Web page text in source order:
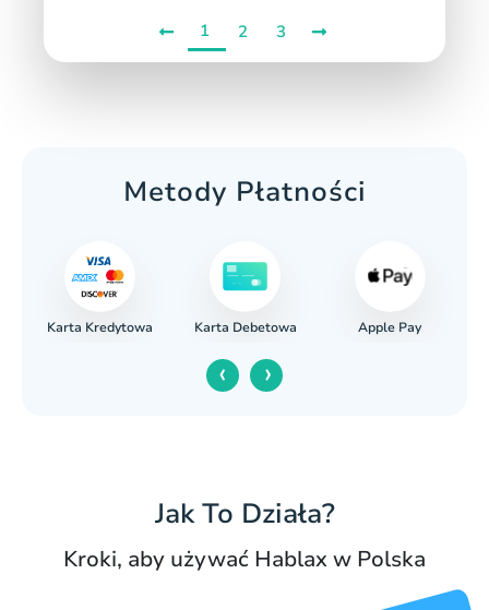
1 2 3
Metody Płatności
Karta Kredytowa Karta Debetowa Apple Pay
‹ ›
Jak To Działa?
Kroki, aby używać Hablax w Polska